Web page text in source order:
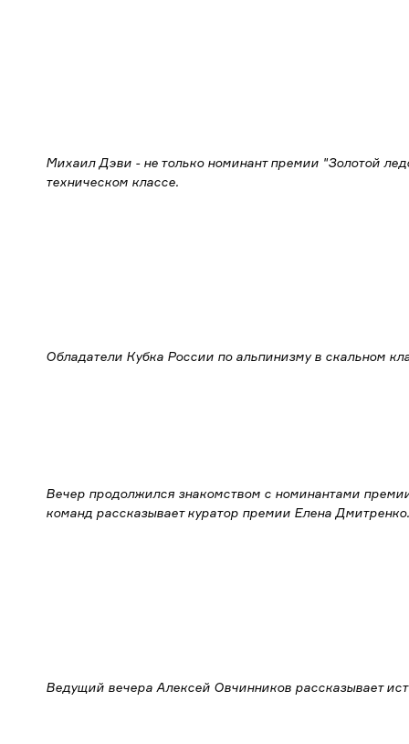
Михаил Дэви - не только номинант премии "Золотой
техническом классе.
Обладатели Кубка России по альпинизму в скальном
Вечер продолжился знакомством с номинантами
команд рассказывает куратор премии Елена Дмитренко.
Ведущий вечера Алексей Овчинников рассказывает